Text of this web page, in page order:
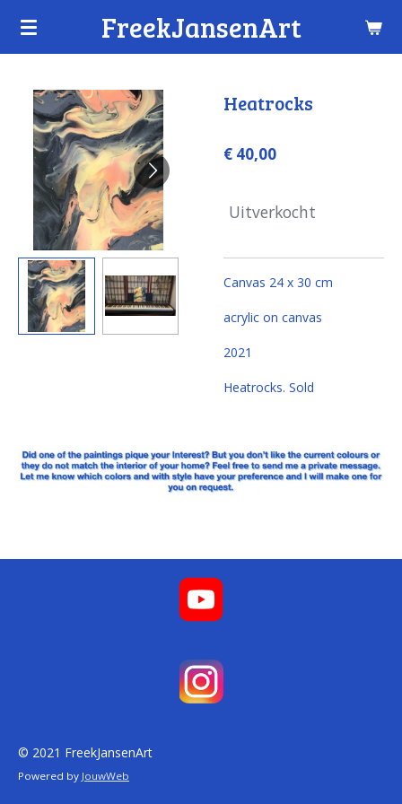
Ga
hoofdinhoud
FreekJansenArt
Heatrocks
€ 40,00
Uitverkocht
Canvas 24 x 30 cm
acrylic on canvas
2021
Heatrocks. Sold
© 2021 FreekJansenArt
Powered by JouwWeb